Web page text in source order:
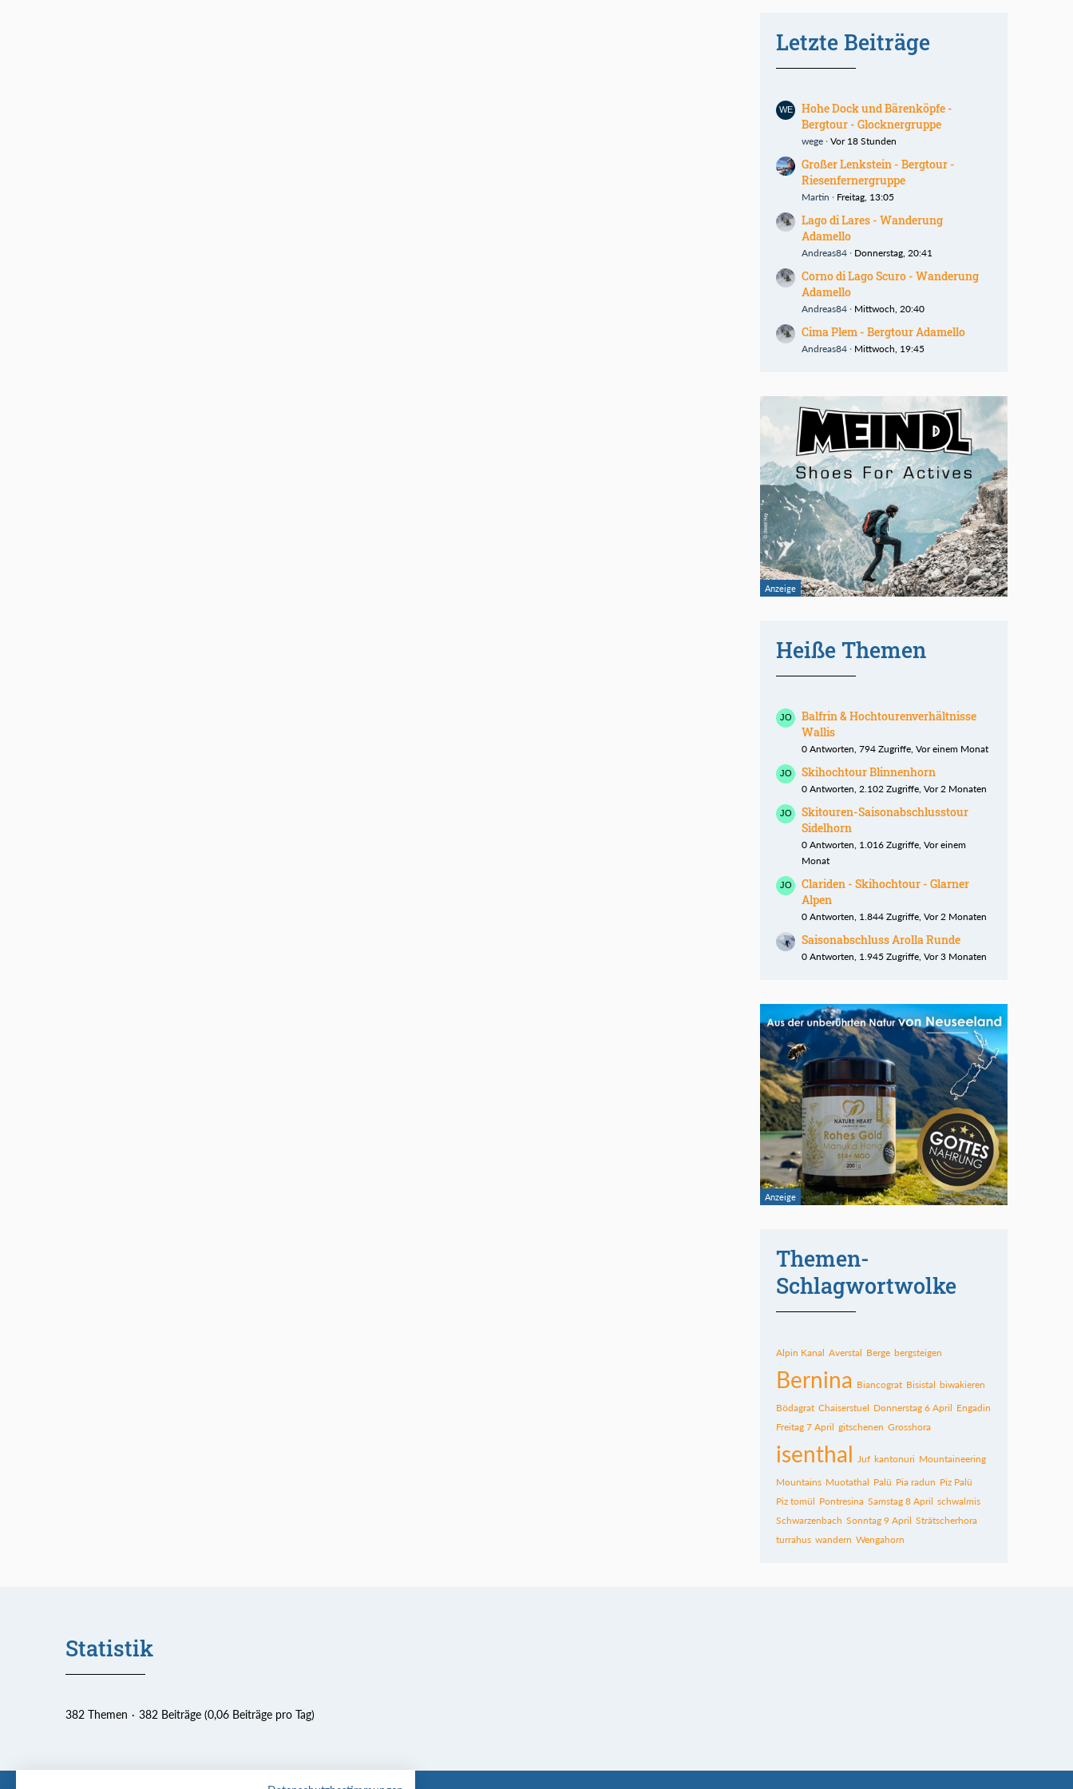
Letzte Beiträge
Hohe Dock und Bärenköpfe -
Bergtour - Glocknergruppe
wege Vor 18 Stunden
Großer Lenkstein - Bergtour -
Riesenfernergruppe
Martin Freitag, 13:05
Lago di Lares - Wanderung
Adamello
Andreas84 Donnerstag, 20:41
Corno di Lago Scuro - Wanderung
Adamello
Andreas84 Mittwoch, 20:40
Cima Plem - Bergtour Adamello
Andreas84 Mittwoch, 19:45
Heiße Themen
Balfrin & Hochtourenverhältnisse
Wallis
0 Antworten, 794 Zugriffe, Vor einem Monat
Skihochtour Blinnenhorn
0 Antworten, 2.102 Zugriffe, Vor 2 Monaten
Skitouren-Saisonabschlusstour
Sidelhorn
0 Antworten, 1.016 Zugriffe, Vor einem
Monat
Clariden - Skihochtour - Glarner
Alpen
0 Antworten, 1.844 Zugriffe, Vor 2 Monaten
Saisonabschluss Arolla Runde
0 Antworten, 1.945 Zugriffe, Vor 3 Monaten
Themen-
Schlagwortwolke
Alpin Kanal Averstal Berge bergsteigen
Bernina Biancograt Bisistal biwakieren
Bödagrat Chaiserstuel Donnerstag 6 April Engadin
Freitag 7 April gitschenen Grosshora
isenthal Juf kantonuri Mountaineering
Mountains Muotathal Palü Pia radun Piz Palü
Piz tomül Pontresina Samstag 8 April schwalmis
Schwarzenbach Sonntag 9 April Strätscherhora
turrahus wandern Wengahorn
Statistik
382 Themen 382 Beiträge (0,06 Beiträge pro Tag)